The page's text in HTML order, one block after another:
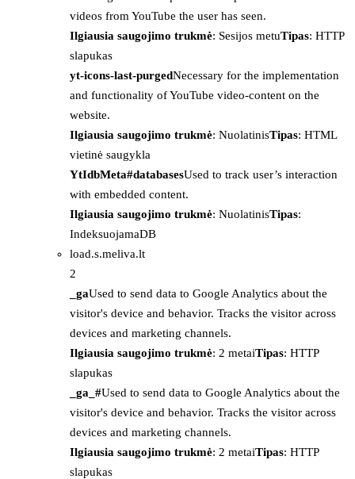
videos from YouTube the user has seen.
Ilgiausia saugojimo trukmė: Sesijos metuTipas: HTTP
slapukas
yt-icons-last-purgedNecessary for the implementation
and functionality of YouTube video-content on the
website.
Ilgiausia saugojimo trukmė: NuolatinisTipas: HTML
vietinė saugykla
YtIdbMeta#databasesUsed to track user’s interaction
with embedded content.
Ilgiausia saugojimo trukmė: NuolatinisTipas:
IndeksuojamaDB
load.s.meliva.lt
2
_gaUsed to send data to Google Analytics about the
visitor's device and behavior. Tracks the visitor across
devices and marketing channels.
Ilgiausia saugojimo trukmė: 2 metaiTipas: HTTP
slapukas
_ga_#Used to send data to Google Analytics about the
visitor's device and behavior. Tracks the visitor across
devices and marketing channels.
Ilgiausia saugojimo trukmė: 2 metaiTipas: HTTP
slapukas